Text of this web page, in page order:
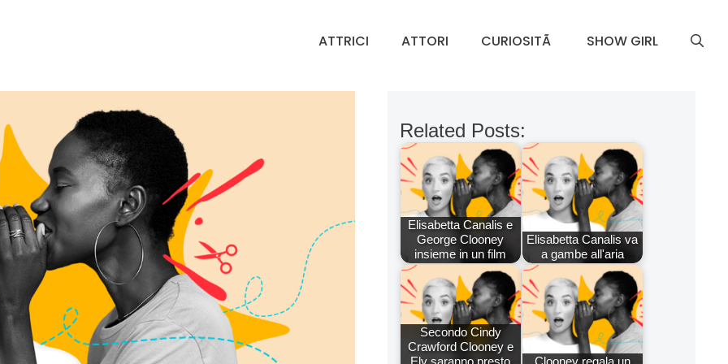
ATTRICI ATTORI CURIOSITÃ SHOW GIRL
Related Posts:
Elisabetta Canalis e
George Clooney
insieme in un film
Elisabetta Canalis va
a gambe all'aria
Secondo Cindy
Crawford Clooney e